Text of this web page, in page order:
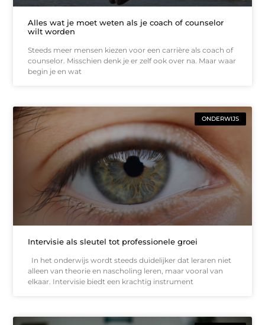
Alles wat je moet weten als je coach of counselor
wilt worden
Steeds meer mensen kiezen voor een carrière als coach of
counselor. Misschien denk je er zelf ook over na. Maar waar
begin je en wat
ONDERWIJS
Intervisie als sleutel tot professionele groei
In het onderwijs wordt steeds duidelijker dat leraren niet
alleen van theorie en nascholing leren, maar vooral van
elkaar. Intervisie biedt een krachtig instrument